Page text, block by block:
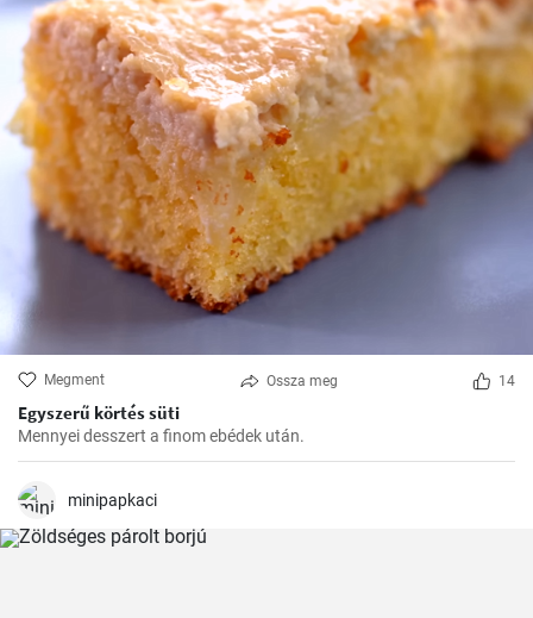
Megment Ossza meg 14
Egyszerű körtés süti
Mennyei desszert a finom ebédek után.
minipapkaci